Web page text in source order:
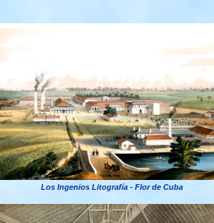
Los Ingenios Litografía - Flor de Cuba